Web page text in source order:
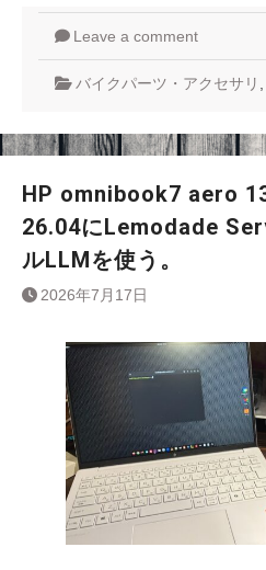
Leave a comment
バイクパーツ・アクセサリ
HP omnibook7 aero
26.04にLemodade
ルLLMを使う。
2026年7月17日